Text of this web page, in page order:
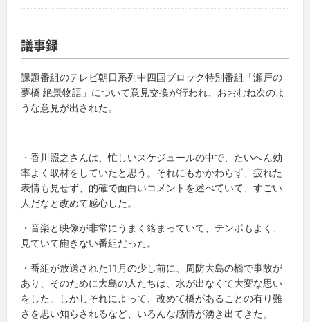
議事録
課題番組のテレビ朝日系列中四国ブロック特別番組「瀬戸の
夢橋 絶景物語」について意見交換が行われ、おおむね次のよ
うな意見が出された。
・香川照之さんは、忙しいスケジュールの中で、たいへん効
率よく取材をしていたと思う。それにもかかわらず、疲れた
表情も見せず、的確で面白いコメントを述べていて、すごい
人だなと改めて感心した。
・音楽と映像が非常にうまく絡まっていて、テンポもよく、
見ていて飽きない番組だった。
・番組が放送された11月の少し前に、周防大島の橋で事故が
あり、そのために大島の人たちは、水が出なくて大変な思い
をした。しかしそれによって、改めて橋があることの有り難
さを思い知らされるなど、いろんな感情が湧き出てきた。